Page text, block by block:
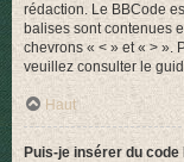
rédaction. Le BBCode
balises sont contenues
chevrons « < » et « > ».
veuillez consulter le
Haut
Puis-je insérer du code